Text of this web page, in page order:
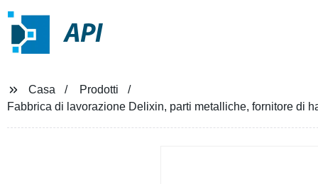
API
Casa
Prodotti
Fabbrica di lavorazione Delixin, parti metalliche, fornitore di